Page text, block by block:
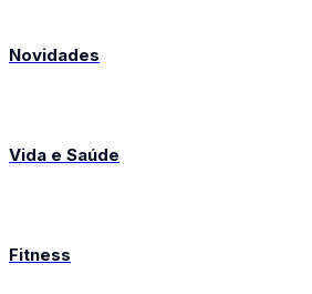
Novidades
Vida e Saúde
Fitness